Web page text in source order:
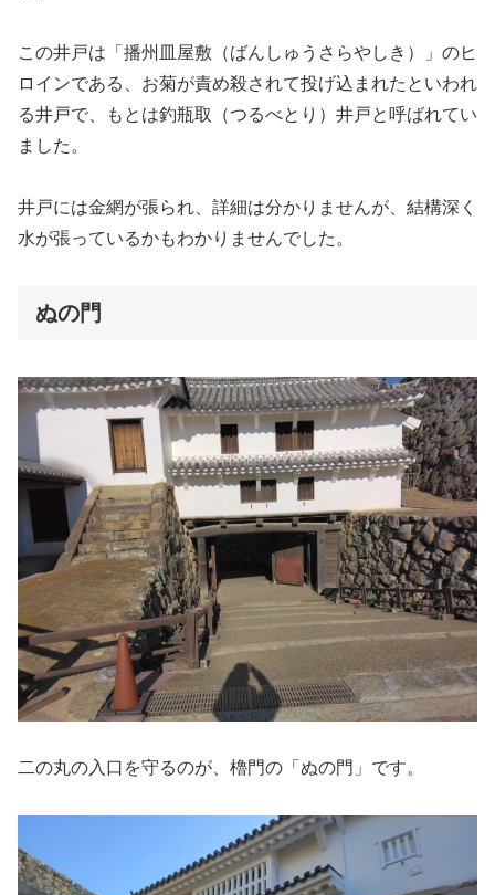
この井戸は「播州皿屋敷（ばんしゅうさらやしき）」のヒ
ロインである、お菊が責め殺されて投げ込まれたといわれ
る井戸で、もとは釣瓶取（つるべとり）井戸と呼ばれてい
ました。
井戸には金網が張られ、詳細は分かりませんが、結構深く
水が張っているかもわかりませんでした。
ぬの門
二の丸の入口を守るのが、櫓門の「ぬの門」です。